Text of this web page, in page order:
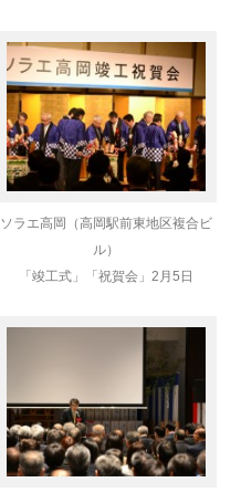
ソラエ高岡（高岡駅前東地区複合ビ
ル）
「竣工式」「祝賀会」 2月5日